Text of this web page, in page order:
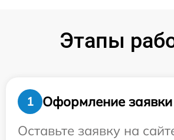
Этапы
1
Оформление заявки
Оставьте заявку на